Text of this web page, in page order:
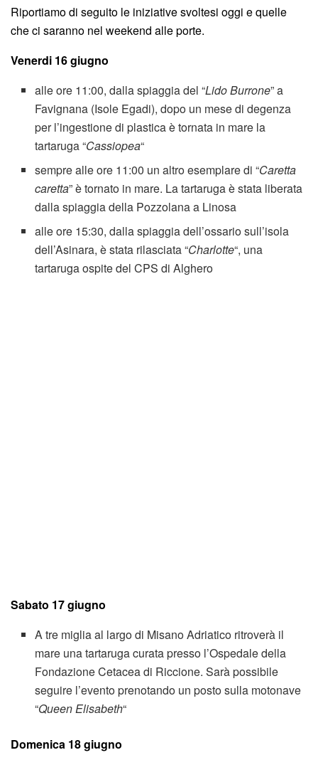
Riportiamo di seguito le iniziative svoltesi oggi e quelle
che ci saranno nel weekend alle porte.
Venerdi 16 giugno
alle ore 11:00, dalla spiaggia del “Lido Burrone” a
Favignana (Isole Egadi), dopo un mese di degenza
per l’ingestione di plastica è tornata in mare la
tartaruga “Cassiopea“
sempre alle ore 11:00 un altro esemplare di “Caretta
caretta” è tornato in mare. La tartaruga è stata liberata
dalla spiaggia della Pozzolana a Linosa
alle ore 15:30, dalla spiaggia dell’ossario sull’isola
dell’Asinara, è stata rilasciata “Charlotte“, una
tartaruga ospite del CPS di Alghero
Sabato 17 giugno
A tre miglia al largo di Misano Adriatico ritroverà il
mare una tartaruga curata presso l’Ospedale della
Fondazione Cetacea di Riccione. Sarà possibile
seguire l’evento prenotando un posto sulla motonave
“Queen Elisabeth“
Domenica 18 giugno